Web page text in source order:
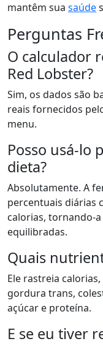
mantêm sua saúde
Perguntas
O calculador
Red Lobster?
Sim, os dados são
reais fornecidos
menu.
Posso usá-lo
dieta?
Absolutamente. A
percentuais diárias
calorias, tornando-
equilibradas.
Quais
Ele rastreia
gordura trans,
açúcar e proteína.
E se eu tiver